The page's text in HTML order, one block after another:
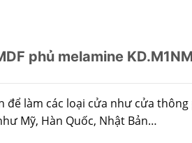
phủ melamine KD.M1NM
làm các loại cửa như cửa
Mỹ, Hàn Quốc, Nhật Bản…